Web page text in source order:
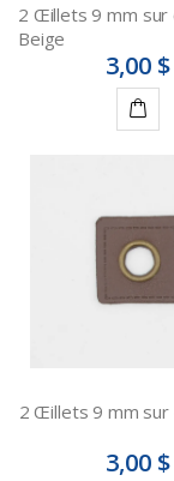
2 Œillets 9 mm sur
Beige
3,00 $
panier
2 Œillets 9 mm sur
3,00 $